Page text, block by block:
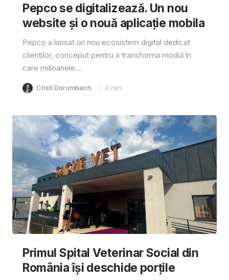
Pepco se digitalizează. Un nou
website și o nouă aplicație mobila
Pepco a lansat un nou ecosistem digital dedicat
clienților, conceput pentru a transforma modul în
care milioanele...
Cristi Dorombach 3 min
Primul Spital Veterinar Social din
România își deschide porțile